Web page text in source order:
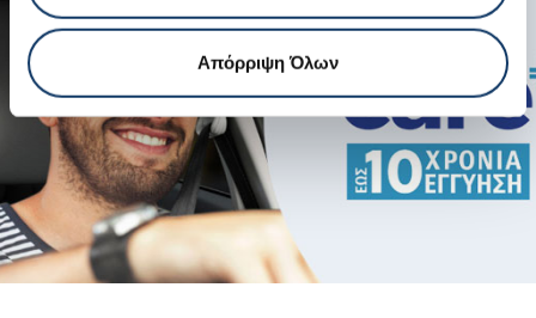
Απόρριψη Όλων